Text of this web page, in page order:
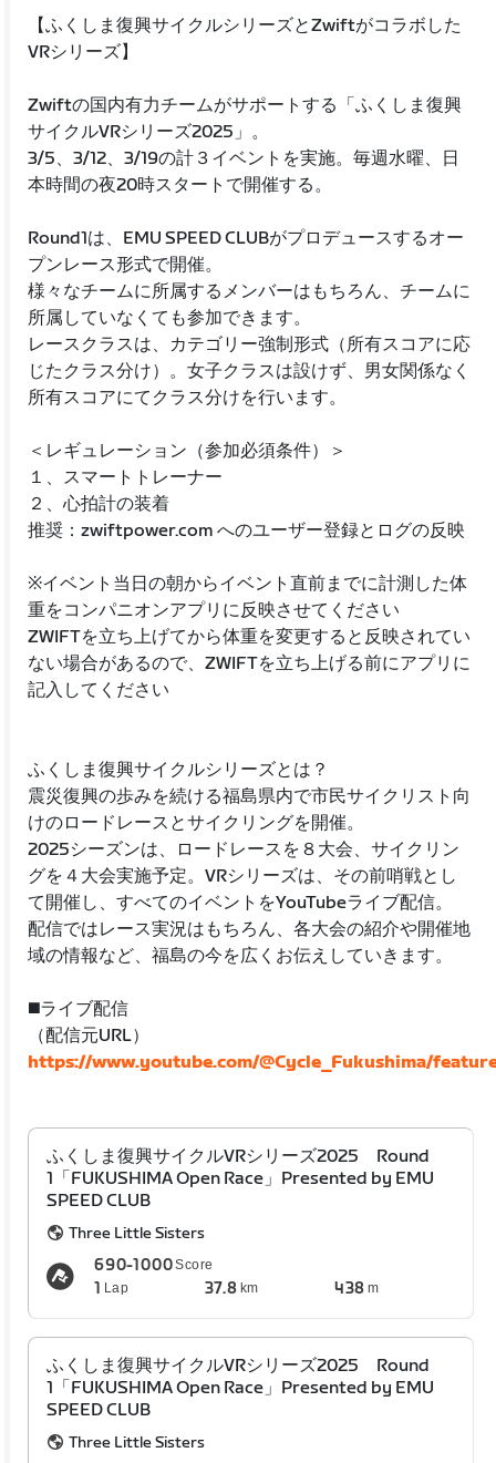
【ふくしま復興サイクルシリーズとZwiftがコラボした
VRシリーズ】
Zwiftの国内有力チームがサポートする「ふくしま復興
サイクルVRシリーズ2025」。
3/5、3/12、3/19の計３イベントを実施。毎週水曜、日
本時間の夜20時スタートで開催する。
Round1は、EMU SPEED CLUBがプロデュースするオー
プンレース形式で開催。
様々なチームに所属するメンバーはもちろん、チームに
所属していなくても参加できます。
レースクラスは、カテゴリー強制形式（所有スコアに応
じたクラス分け）。女子クラスは設けず、男女関係なく
所有スコアにてクラス分けを行います。
＜レギュレーション（参加必須条件）＞
１、スマートトレーナー
２、心拍計の装着
推奨：zwiftpower.com へのユーザー登録とログの反映
※イベント当日の朝からイベント直前までに計測した体
重をコンパニオンアプリに反映させてください
ZWIFTを立ち上げてから体重を変更すると反映されてい
ない場合があるので、ZWIFTを立ち上げる前にアプリに
記入してください
ふくしま復興サイクルシリーズとは？
震災復興の歩みを続ける福島県内で市民サイクリスト向
けのロードレースとサイクリングを開催。
2025シーズンは、ロードレースを８大会、サイクリン
グを４大会実施予定。VRシリーズは、その前哨戦とし
て開催し、すべてのイベントをYouTubeライブ配信。
配信ではレース実況はもちろん、各大会の紹介や開催地
域の情報など、福島の今を広くお伝えしていきます。
◼️ライブ配信
（配信元URL）
https://www.youtube.com/@Cycle_Fukushima/
ふくしま復興サイクルVRシリーズ2025 Round
1「FUKUSHIMA Open Race」Presented by EMU
SPEED CLUB
Three Little Sisters
690-1000Score
1 Lap 37.8 km 438 m
ふくしま復興サイクルVRシリーズ2025 Round
1「FUKUSHIMA Open Race」Presented by EMU
SPEED CLUB
Three Little Sisters